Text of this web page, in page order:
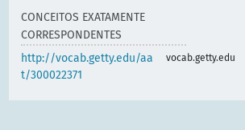
CONCEITOS EXATAMENTE
CORRESPONDENTES
http://vocab.getty.edu/aa
t/300022371
vocab.getty.edu